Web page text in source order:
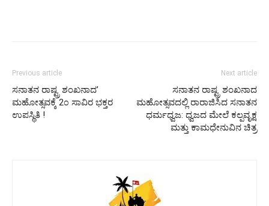
Previous article
ಸನಾತನ ರಾಷ್ಟ್ರ ಶಂಖನಾದ’
ಮಹೋತ್ಸವಕ್ಕೆ 2೦ ಸಾವಿರ ಭಕ್ತರ
ಉಪಸ್ಥಿತಿ !
Next article
ಸನಾತನ ರಾಷ್ಟ್ರ ಶಂಖನಾದ
ಮಹೋತ್ಸವದಲ್ಲಿ ರಾರಾಜಿಸಿದ ಸನಾತನ
ಧರ್ಮಧ್ವಜ: ಧ್ವಜದ ಮೇಲೆ ಕಲ್ಪವೃಕ್ಷ
ಮತ್ತು ಕಾಮಧೇನುವಿನ ಚಿತ್ರ